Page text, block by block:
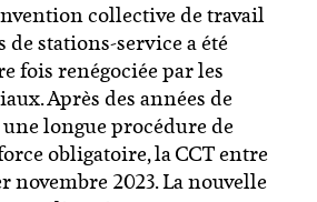
collective de travail
de stations-service a été
fois renégociée par les
Après des années de
longue procédure de
obligatoire, la CCT entre
novembre 2023. La nouvelle